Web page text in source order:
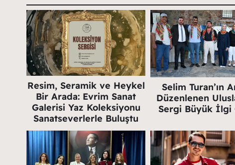
Resim, Seramik ve Heykel
Bir Arada: Evrim Sanat
Galerisi Yaz Koleksiyonu
Sanatseverlerle Buluştu
Selim Turan’ın
Düzenlenen
Sergi Büyük İlgi